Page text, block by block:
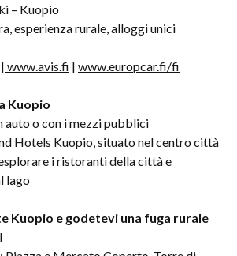
– Kuopio
esperienza rurale, alloggi unici
| www.avis.fi | www.europcar.fi/fi
Kuopio
auto o con i mezzi pubblici
Hotels Kuopio, situato nel centro città
i ristoranti della città e
lago
Kuopio e godetevi una fuga rurale